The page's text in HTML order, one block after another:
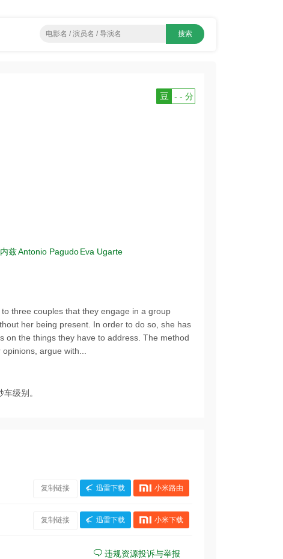
豆 - - 分
兹Antonio PagudoEva Ugarte
three couples that they engage in a group
her being present. In order to do so, she has
on the things they have to address. The method
argue with...
级别。
复制链接 迅雷下载 小米路由
复制链接 迅雷下载 小米下载
违规资源投诉与举报